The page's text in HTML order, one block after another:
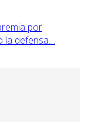
por
la defensa…